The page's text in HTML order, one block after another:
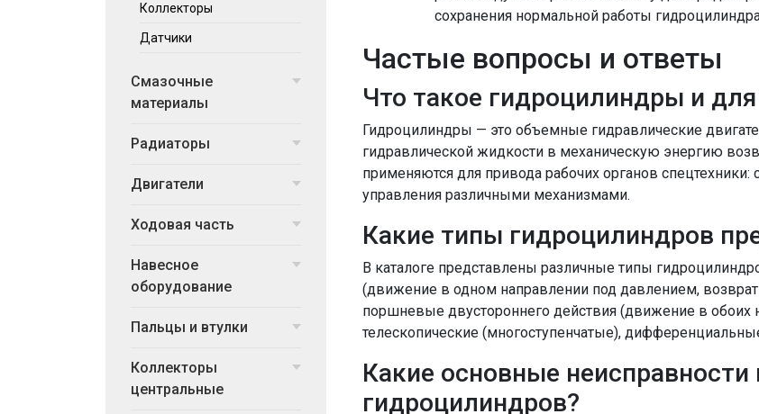
Коллекторы
Датчики
Смазочные
материалы
Радиаторы
Двигатели
Ходовая часть
Навесное
оборудование
Пальцы и втулки
Коллекторы
центральные
сохранения нормальной работы
Частые вопросы и ответы
Что такое гидроцилиндры и
Гидроцилиндры — это объемные гидравлические
гидравлической жидкости в механическую энергию
применяются для привода рабочих органов
управления различными механизмами.
Какие типы гидроцилиндров
В каталоге представлены различные типы
(движение в одном направлении под давлением,
поршневые двустороннего действия (движение в
телескопические (многоступенчатые),
Какие основные неисправности
гидроцилиндров?